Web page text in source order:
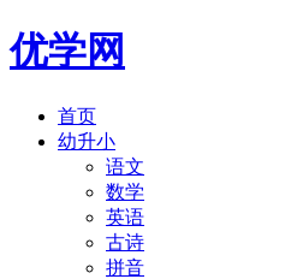
优学网
首页
幼升小
语文
数学
英语
古诗
拼音